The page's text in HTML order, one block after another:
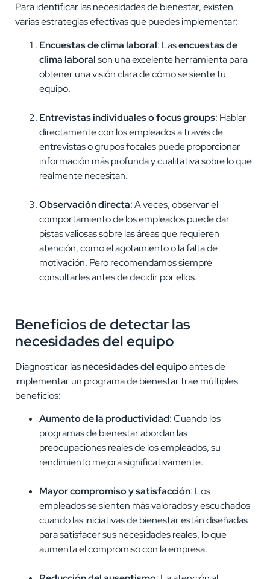
Para identificar las necesidades de bienestar, existen
varias estrategias efectivas que puedes implementar:
Encuestas de clima laboral: Lasencuestas de
clima laboralson una excelente herramienta para
obtener una visión clara de cómo se siente tu
equipo.
Entrevistas individuales o focus groups: Hablar
directamente con los empleados a través de
entrevistas o grupos focales puede proporcionar
información más profunda y cualitativa sobre lo que
realmente necesitan.
Observación directa: A veces, observar el
comportamiento de los empleados puede dar
pistas valiosas sobre las áreas que requieren
atención, como el agotamiento o la falta de
motivación. Pero recomendamos siempre
consultarles antes de decidir por ellos.
Beneficios de detectar las
necesidades del equipo
Diagnosticar lasnecesidades del equipoantes de
implementar un programa de bienestar trae múltiples
beneficios:
Aumento de la productividad: Cuando los
programas de bienestar abordan las
preocupaciones reales de los empleados, su
rendimiento mejora significativamente.
Mayor compromiso y satisfacción: Los
empleados se sienten más valorados y escuchados
cuando las iniciativas de bienestar están diseñadas
para satisfacer sus necesidades reales, lo que
aumenta el compromiso con la empresa.